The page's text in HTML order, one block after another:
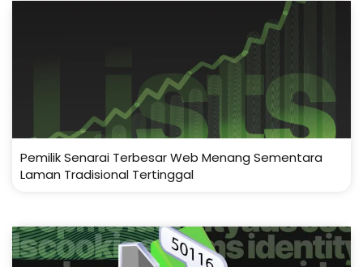
Pemilik Senarai Terbesar Web Menang Sementara
Laman Tradisional Tertinggal